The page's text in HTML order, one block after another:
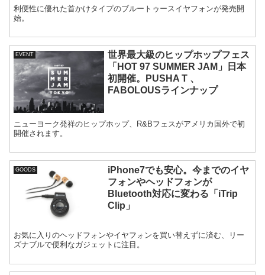
利便性に優れた首かけタイプのブルートゥースイヤフォンが発売開
始。
EVENT
世界最大級のヒップホップフェス
「HOT 97 SUMMER JAM」日本
初開催。PUSHA T 、
FABOLOUSラインナップ
ニューヨーク発祥のヒップホップ、R&Bフェスがアメリカ国外で初
開催されます。
GOODS
iPhone7でも安心。今までのイヤ
フォンやヘッドフォンが
Bluetooth対応に変わる「iTrip
Clip」
お気に入りのヘッドフォンやイヤフォンを買い替えずに済む、リー
ズナブルで便利なガジェットに注目。